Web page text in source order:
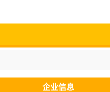
企业信息